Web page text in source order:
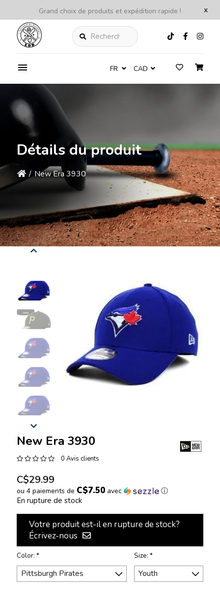
x
Grand choix de produits et expédition rapide !
Rechercher
FR CAD
Détails du produit
/ New Era 3930
New Era 3930
0 Avis clients
C$29.99
ou 4 paiements de C$7.50avec ⓘ
En rupture de stock
Votre produit est-il en rupture de stock?
Écrivez-nous
Color: * Size: *